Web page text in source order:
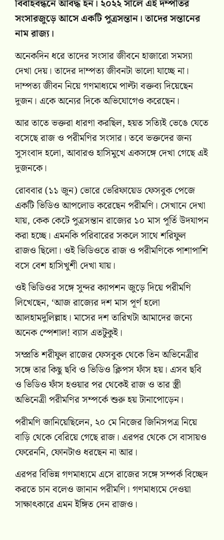
বিবাহবন্ধনে আবদ্ধ হন। ২০২২ সালে এই দম্পতির
সংসারজুড়ে আসে একটি পুত্রসন্তান। তাদের সন্তানের
নাম রাজ্য।
অনেকদিন ধরে তাদের সংসার জীবনে হাজারো সমস্যা
দেখা দেয়। তাদের দাম্পত্য জীবনটা ভালো যাচ্ছে না।
দাম্পত্য জীবন নিয়ে গণমাধ্যমে পাল্টা বক্তব্য দিয়েছেন
দুজন। একে অন্যের দিকে অভিযোগেও করেছেন।
আর তাতে ভক্তরা ধারণা করছিল, হয়ত সত্যিই ভেঙে যেতে
বসেছে রাজ ও পরীমণির সংসার। তবে ভক্তদের জন্য
সুসংবাদ হলো, আবারও হাসিমুখে একসঙ্গে দেখা গেছে এই
দুজনকে।
রোববার (১১ জুন) ভোরে ভেরিফায়েড ফেসবুক পেজে
একটি ভিডিও আপলোড করেছেন পরীমণি। সেখানে দেখা
যায়, কেক কেটে পুত্রসন্তান রাজ্যের ১০ মাস পূর্তি উদযাপন
করা হচ্ছে। এমনকি পরিবারের সকলে সাথে শরিফুল
রাজও ছিলো। ওই ভিডিওতে রাজ ও পরীমণিকে পাশাপাশি
বসে বেশ হাসিখুশী দেখা যায়।
ওই ভিডিওর সঙ্গে সুন্দর ক্যাপশন জুড়ে দিয়ে পরীমণি
লিখেছেন, ‘আজ রাজ্যের দশ মাস পূর্ণ হলো
আলহামদুলিল্লাহ। মাসের দশ তারিখটা আমাদের জন্যে
অনেক স্পেশাল! ব্যাস এতটুকুই।
সম্প্রতি শরীফুল রাজের ফেসবুক থেকে তিন অভিনেত্রীর
সঙ্গে তার কিছু ছবি ও ভিডিও ক্লিপস ফাঁস হয়। এসব ছবি
ও ভিডিও ফাঁস হওয়ার পর থেকেই রাজ ও তার স্ত্রী
অভিনেত্রী পরীমণির সম্পর্কে শুরু হয় টানাপোড়েন।
পরীমণি জানিয়েছিলেন, ২০ মে নিজের জিনিসপত্র নিয়ে
বাড়ি থেকে বেরিয়ে গেছে রাজ। এরপর থেকে সে বাসায়ও
ফেরেননি, ফোনটাও ধরছেন না আর।
এরপর বিভিন্ন গণমাধ্যমে এসে রাজের সঙ্গে সম্পর্ক বিচ্ছেদ
করতে চান বলেও জানান পরীমণি। গণমাধ্যমে দেওয়া
সাক্ষাৎকারে এমন ইঙ্গিত দেন রাজও।